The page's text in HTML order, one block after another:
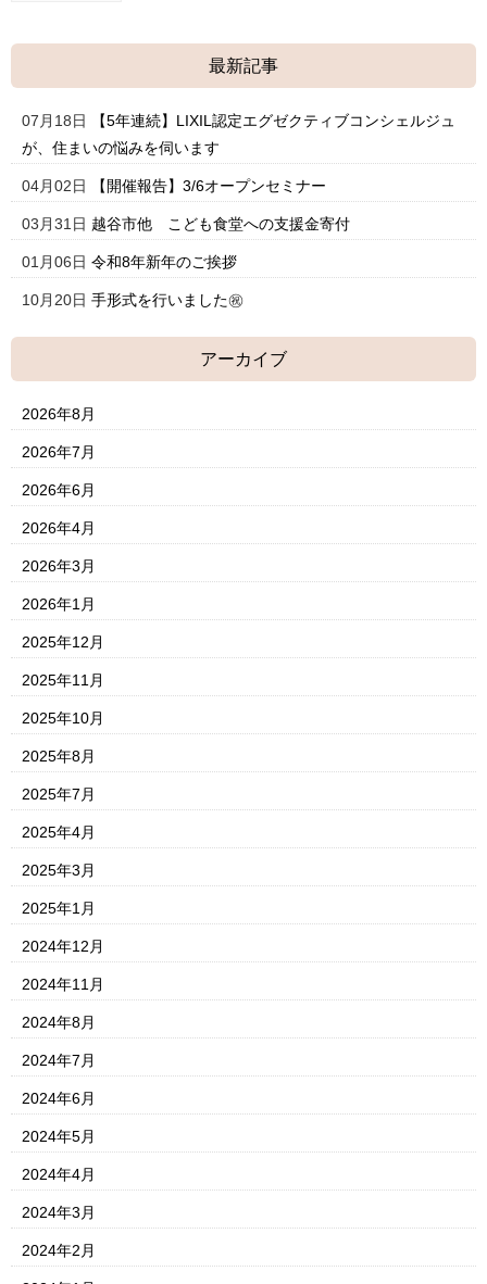
最新記事
07月18日
【5年連続】LIXIL認定エグゼクティブコンシェルジュ
が、住まいの悩みを伺います
04月02日 【開催報告】3/6オープンセミナー
03月31日 越谷市他 こども食堂への支援金寄付
01月06日 令和8年新年のご挨拶
10月20日 手形式を行いました㊗
アーカイブ
2026年8月
2026年7月
2026年6月
2026年4月
2026年3月
2026年1月
2025年12月
2025年11月
2025年10月
2025年8月
2025年7月
2025年4月
2025年3月
2025年1月
2024年12月
2024年11月
2024年8月
2024年7月
2024年6月
2024年5月
2024年4月
2024年3月
2024年2月